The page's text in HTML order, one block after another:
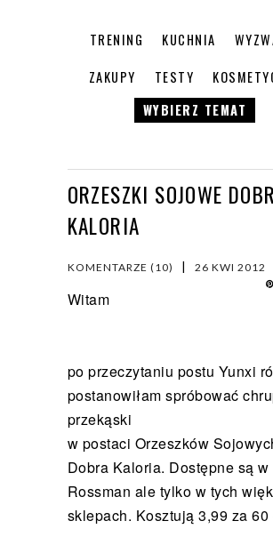
TRENING KUCHNIA
ZAKUPY
TESTY
WYBIERZ TEMAT
ORZESZKI SOJOWE
KALORIA
KOMENTARZE (10) | 26 KWI 2012
Witam
po przeczytaniu postu Yunxi
postanowiłam spróbować
przekąski
w postaci Orzeszków
Dobra Kaloria. Dostępne są w
Rossman ale tylko w tych
sklepach. Kosztują 3,99 za 60